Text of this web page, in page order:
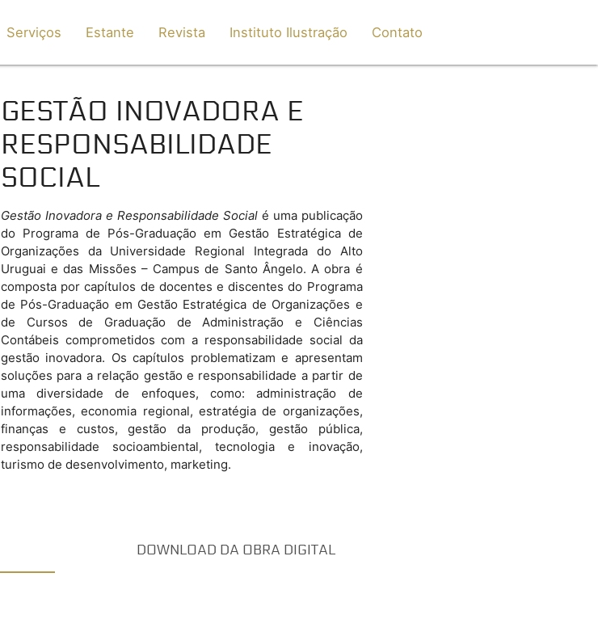
Serviços Estante Revista Instituto Ilustração Contato
GESTÃO INOVADORA E
RESPONSABILIDADE
SOCIAL
Gestão Inovadora e Responsabilidade Socialé uma publicação
do Programa de Pós-Graduação em Gestão Estratégica de
Organizações da Universidade Regional Integrada do Alto
Uruguai e das Missões – Campus de Santo Ângelo. A obra é
composta por capítulos de docentes e discentes do Programa
de Pós-Graduação em Gestão Estratégica de Organizações e
de Cursos de Graduação de Administração e Ciências
Contábeis comprometidos com a responsabilidade social da
gestão inovadora. Os capítulos problematizam e apresentam
soluções para a relação gestão e responsabilidade a partir de
uma diversidade de enfoques, como: administração de
informações, economia regional, estratégia de organizações,
finanças e custos, gestão da produção, gestão pública,
responsabilidade socioambiental, tecnologia e inovação,
turismo de desenvolvimento, marketing.
DOWNLOAD DA OBRA DIGITAL